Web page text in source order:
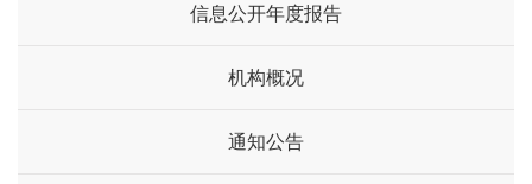
信息公开年度报告
机构概况
通知公告